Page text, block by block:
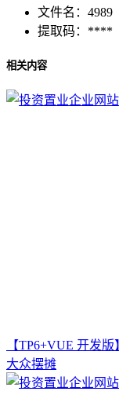
文件名： 4989
提取码： ****
相关内容
【TP6+VUE 开发
大众摆摊